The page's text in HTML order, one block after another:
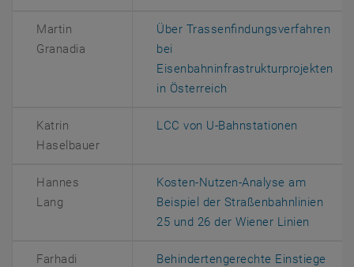
Martin
Granadia
Über Trassenfindungsverfahren
bei
Eisenbahninfrastrukturprojekten
in Österreich
Katrin
Haselbauer
LCC von U-Bahnstationen
Hannes
Lang
Kosten-Nutzen-Analyse am
Beispiel der Straßenbahnlinien
25 und 26 der Wiener Linien
Farhadi
Behindertengerechte Einstiege